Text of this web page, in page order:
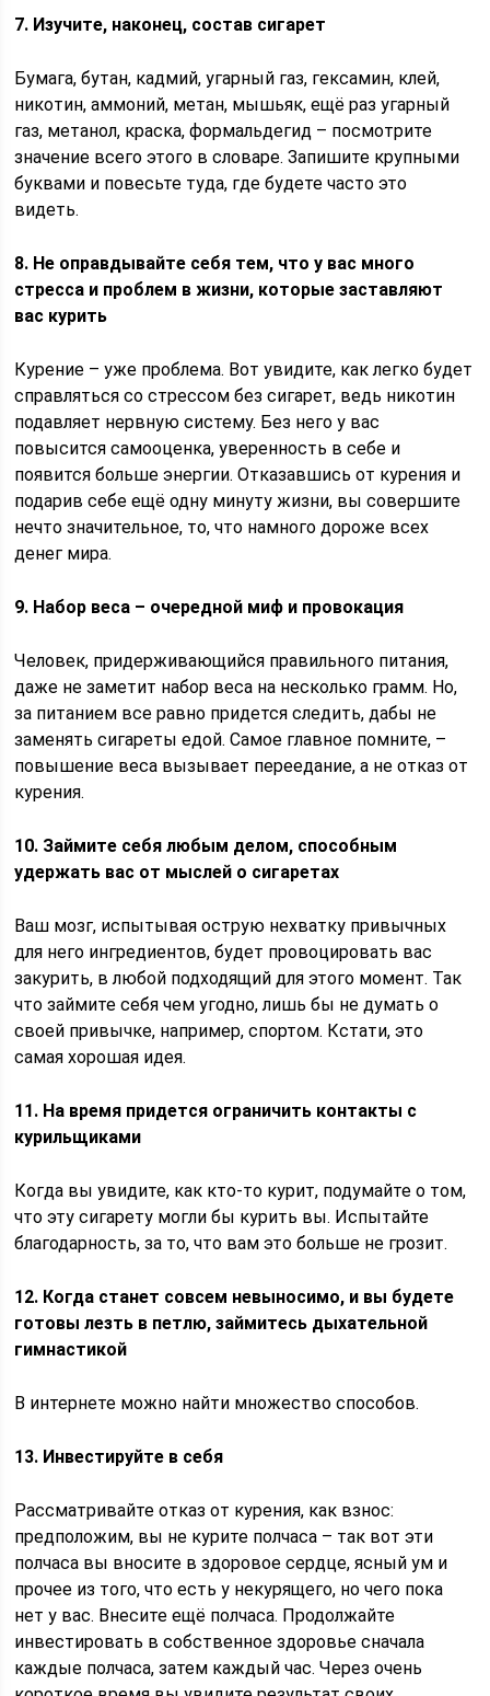
7. Изучите, наконец, состав сигарет
Бумага, бутан, кадмий, угарный газ, гексамин, клей,
никотин, аммоний, метан, мышьяк, ещё раз угарный
газ, метанол, краска, формальдегид – посмотрите
значение всего этого в словаре. Запишите крупными
буквами и повесьте туда, где будете часто это
видеть.
8. Не оправдывайте себя тем, что у вас много
стресса и проблем в жизни, которые заставляют
вас курить
Курение – уже проблема. Вот увидите, как легко будет
справляться со стрессом без сигарет, ведь никотин
подавляет нервную систему. Без него у вас
повысится самооценка, уверенность в себе и
появится больше энергии. Отказавшись от курения и
подарив себе ещё одну минуту жизни, вы совершите
нечто значительное, то, что намного дороже всех
денег мира.
9. Набор веса – очередной миф и провокация
Человек, придерживающийся правильного питания,
даже не заметит набор веса на несколько грамм. Но,
за питанием все равно придется следить, дабы не
заменять сигареты едой. Самое главное помните, –
повышение веса вызывает переедание, а не отказ от
курения.
10. Займите себя любым делом, способным
удержать вас от мыслей о сигаретах
Ваш мозг, испытывая острую нехватку привычных
для него ингредиентов, будет провоцировать вас
закурить, в любой подходящий для этого момент. Так
что займите себя чем угодно, лишь бы не думать о
своей привычке, например, спортом. Кстати, это
самая хорошая идея.
11. На время придется ограничить контакты с
курильщиками
Когда вы увидите, как кто-то курит, подумайте о том,
что эту сигарету могли бы курить вы. Испытайте
благодарность, за то, что вам это больше не грозит.
12. Когда станет совсем невыносимо, и вы будете
готовы лезть в петлю, займитесь дыхательной
гимнастикой
В интернете можно найти множество способов.
13. Инвестируйте в себя
Рассматривайте отказ от курения, как взнос:
предположим, вы не курите полчаса – так вот эти
полчаса вы вносите в здоровое сердце, ясный ум и
прочее из того, что есть у некурящего, но чего пока
нет у вас. Внесите ещё полчаса. Продолжайте
инвестировать в собственное здоровье сначала
каждые полчаса, затем каждый час. Через очень